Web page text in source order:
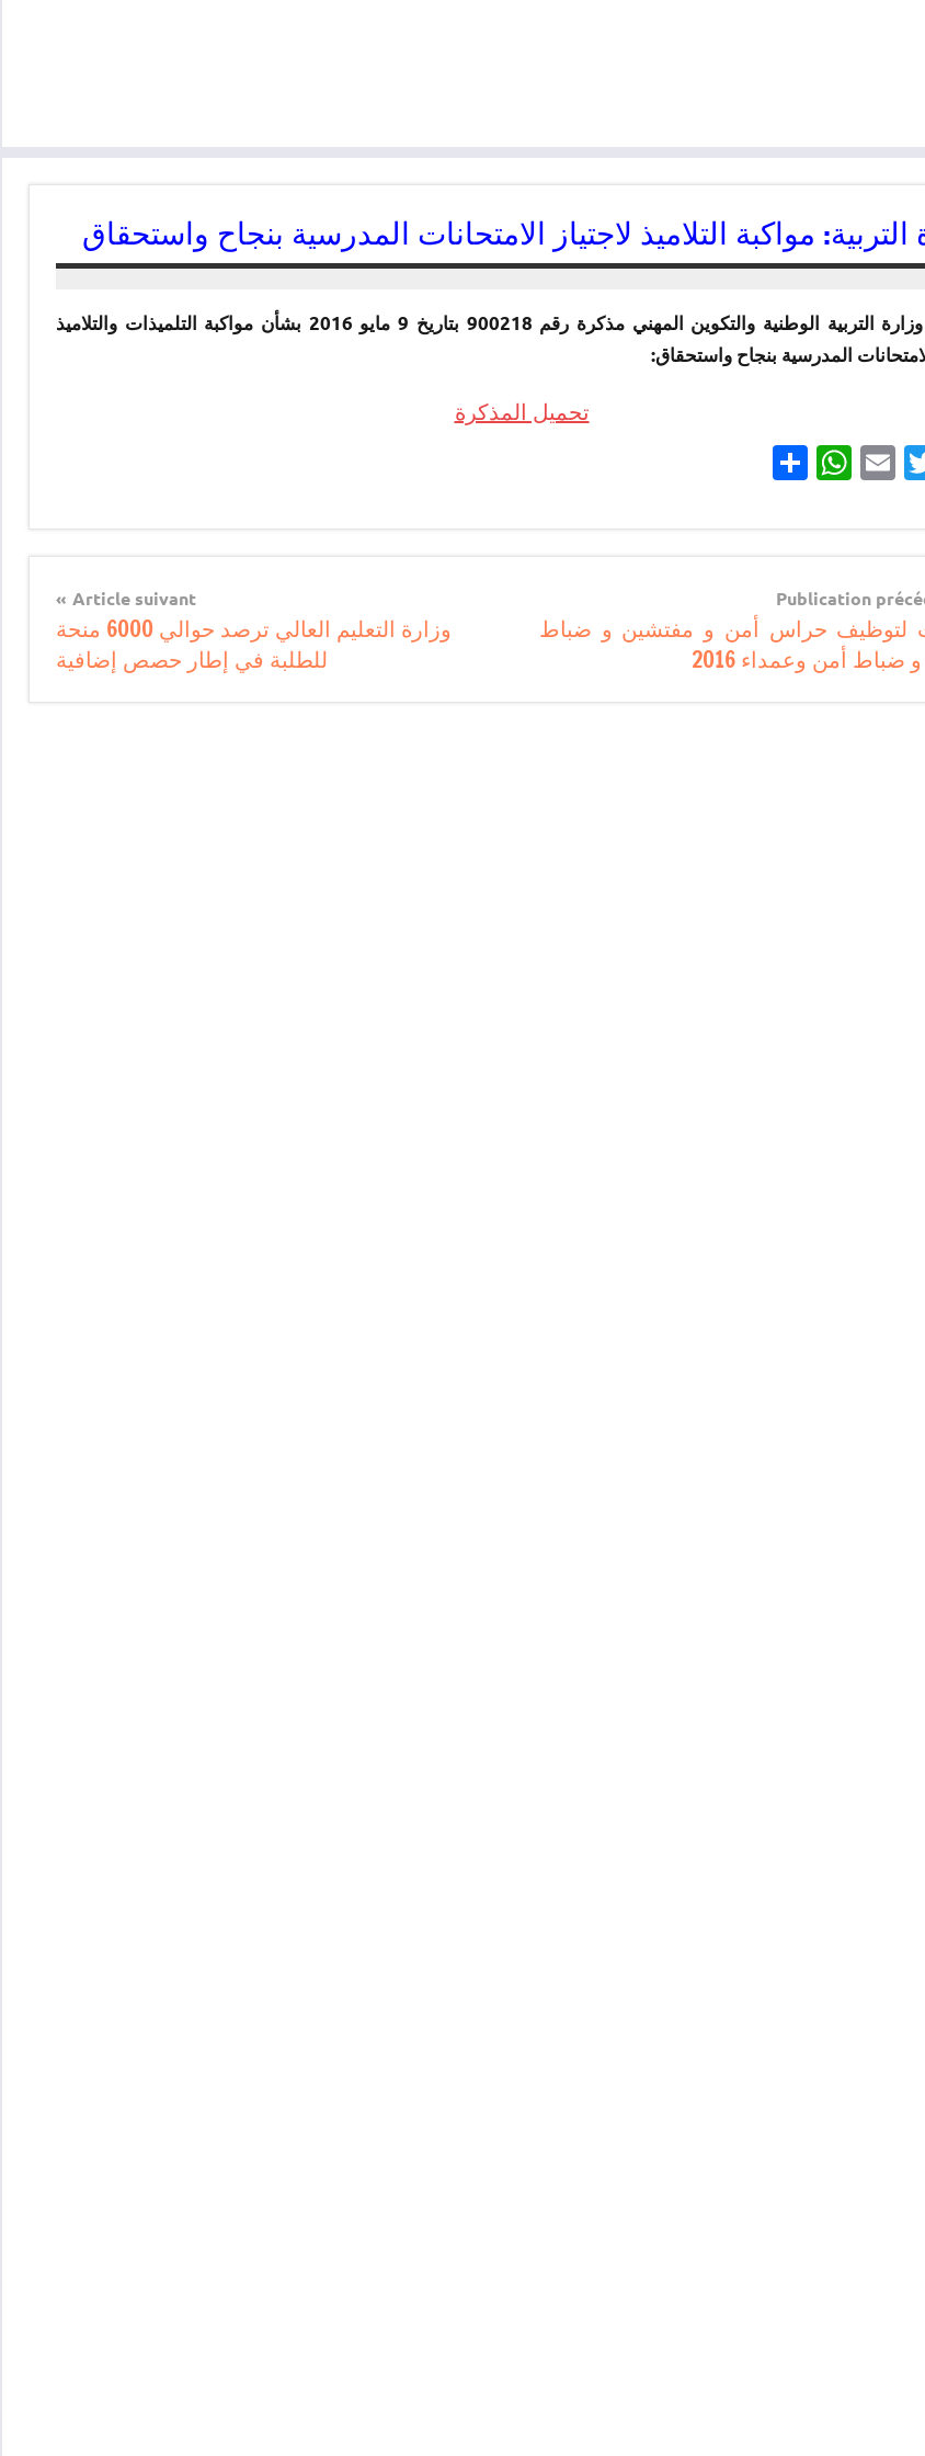
التربية: مواكبة التلاميذ لاجتياز الامتحانات المدرسية بنجاح واستحقاق
أصدرت وزارة التربية الوطنية والتكوين المهني مذكرة رقم 900218 بتاريخ 9 مايو 2016 بشأن مواكبة التلميذات والتلاميذ
المدرسية بنجاح واستحقاق:
تحميل المذكرة
Twitter
Email
WhatsApp
Publication
لتوظيف حراس أمن و مفتشين و ضباط
أمن وعمداء 2016
Article suivant
وزارة التعليم العالي ترصد حوالي 6000 منحة
للطلبة في إطار حصص إضافية